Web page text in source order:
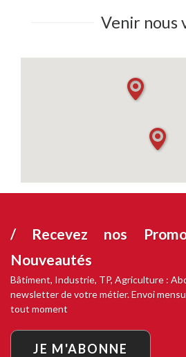
Venir nous
/ Recevez nos
Nouveautés
Bâtiment, Industrie, TP, Agriculture :
newsletter de votre métier. Envoi
tout moment
JE M'ABONNE